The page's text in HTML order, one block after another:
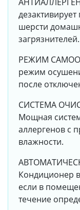
шерсти
загрязнителей.
РЕЖИМ
режим
после
СИСТЕМА
Мощная
аллергенов с
влажности.
Кондиционер
если в
течение